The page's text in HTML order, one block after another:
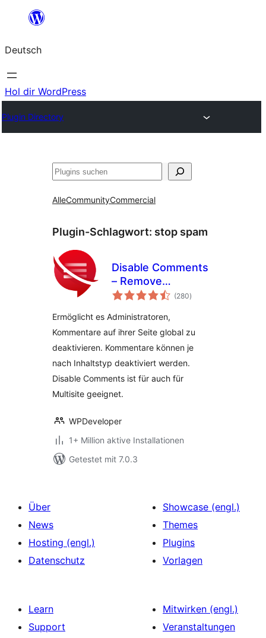
springen
Deutsch
Hol dir WordPress
Plugin Directory
Suchen
AlleCommunityCommercial
Plugin-Schlagwort: stop spam
Disable Comments
– Remove
Comments & Stop
Support]
(280Bewertungen
insgesamt
)
Ermöglicht es Administratoren,
Kommentare auf ihrer Seite global zu
deaktivieren. Kommentare können je
nach Inhaltstyp deaktiviert werden.
Disable Comments ist für auch für
Multisite geeignet.
WPDeveloper
1+ Million aktive Installationen
Getestet mit 7.0.3
Über
News
Hosting (engl.)
Datenschutz
Showcase (engl.)
Themes
Plugins
Vorlagen
Learn
Support
Mitwirken (engl.)
Veranstaltungen